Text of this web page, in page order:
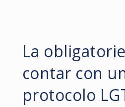
La
contar con
protocolo